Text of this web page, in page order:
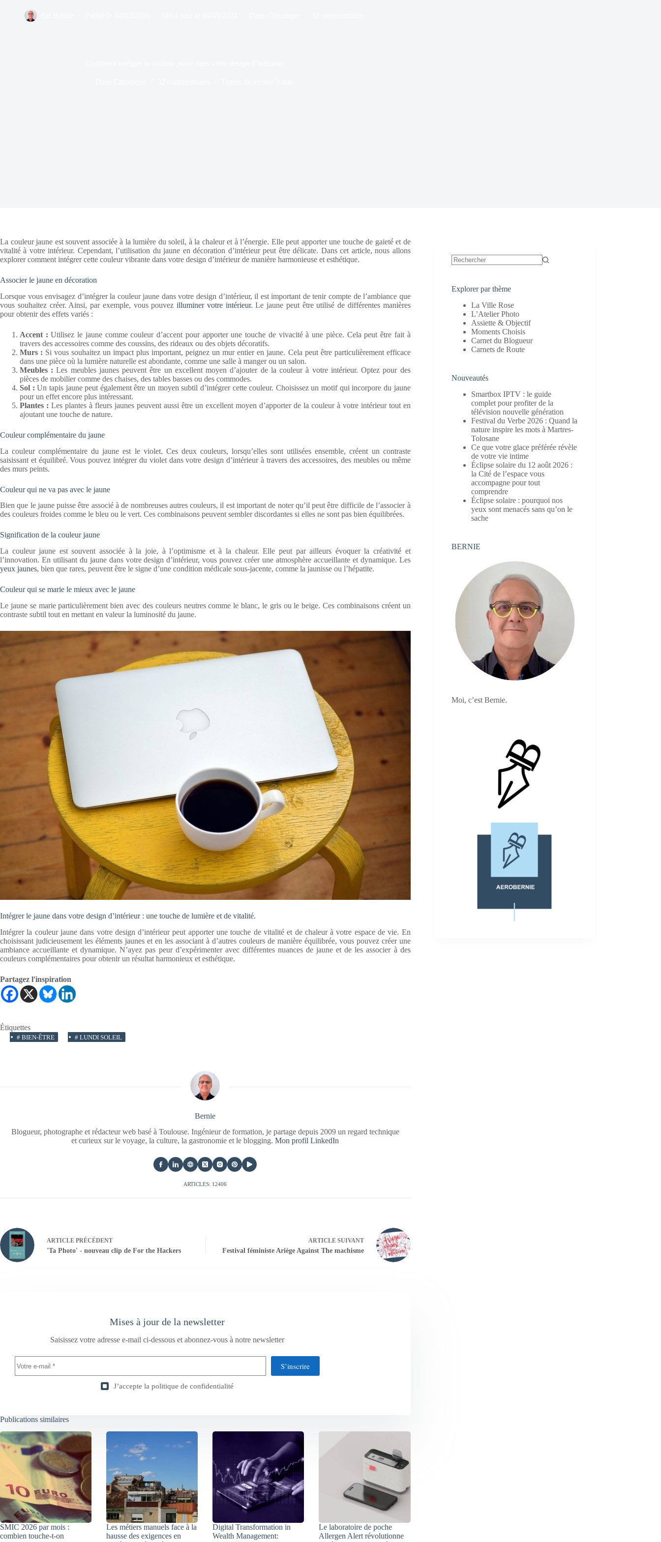
La couleur jaune est souvent associée à la lumière du soleil, à la chaleur et à l’énergie. Elle peut apporter une touche de gaieté et de
vitalité à votre intérieur. Cependant, l’utilisation du jaune en décoration d’intérieur peut être délicate. Dans cet article, nous allons
explorer comment intégrer cette couleur vibrante dans votre design d’intérieur de manière harmonieuse et esthétique.
Associer le jaune en décoration
Lorsque vous envisagez d’intégrer la couleur jaune dans votre design d’intérieur, il est important de tenir compte de l’ambiance que
vous souhaitez créer. Ainsi, par exemple, vous pouvezilluminer votre intérieur. Le jaune peut être utilisé de différentes manières
pour obtenir des effets variés :
Accent : Utilisez le jaune comme couleur d’accent pour apporter une touche de vivacité à une pièce. Cela peut être fait à
travers des accessoires comme des coussins, des rideaux ou des objets décoratifs.
Murs : Si vous souhaitez un impact plus important, peignez un mur entier en jaune. Cela peut être particulièrement efficace
dans une pièce où la lumière naturelle est abondante, comme une salle à manger ou un salon.
Meubles : Les meubles jaunes peuvent être un excellent moyen d’ajouter de la couleur à votre intérieur. Optez pour des
pièces de mobilier comme des chaises, des tables basses ou des commodes.
Sol : Un tapis jaune peut également être un moyen subtil d’intégrer cette couleur. Choisissez un motif qui incorpore du jaune
pour un effet encore plus intéressant.
Plantes : Les plantes à fleurs jaunes peuvent aussi être un excellent moyen d’apporter de la couleur à votre intérieur tout en
ajoutant une touche de nature.
Couleur complémentaire du jaune
La couleur complémentaire du jaune est le violet. Ces deux couleurs, lorsqu’elles sont utilisées ensemble, créent un contraste
saisissant et équilibré. Vous pouvez intégrer du violet dans votre design d’intérieur à travers des accessoires, des meubles ou même
des murs peints.
Couleur qui ne va pas avec le jaune
Bien que le jaune puisse être associé à de nombreuses autres couleurs, il est important de noter qu’il peut être difficile de l’associer à
des couleurs froides comme le bleu ou le vert. Ces combinaisons peuvent sembler discordantes si elles ne sont pas bien équilibrées.
Signification de la couleur jaune
La couleur jaune est souvent associée à la joie, à l’optimisme et à la chaleur. Elle peut par ailleurs évoquer la créativité et
l’innovation. En utilisant du jaune dans votre design d’intérieur, vous pouvez créer une atmosphère accueillante et dynamique. Les
yeux jaunes, bien que rares, peuvent être le signe d’une condition médicale sous-jacente, comme la jaunisse ou l’hépatite.
Couleur qui se marie le mieux avec le jaune
Le jaune se marie particulièrement bien avec des couleurs neutres comme le blanc, le gris ou le beige. Ces combinaisons créent un
contraste subtil tout en mettant en valeur la luminosité du jaune.
Intégrer le jaune dans votre design d’intérieur : une touche de lumière et de vitalité.
Intégrer la couleur jaune dans votre design d’intérieur peut apporter une touche de vitalité et de chaleur à votre espace de vie. En
choisissant judicieusement les éléments jaunes et en les associant à d’autres couleurs de manière équilibrée, vous pouvez créer une
ambiance accueillante et dynamique. N’ayez pas peur d’expérimenter avec différentes nuances de jaune et de les associer à des
couleurs complémentaires pour obtenir un résultat harmonieux et esthétique.
Partagez l'inspiration
Étiquettes
# BIEN-ÊTRE # LUNDI SOLEIL
Bernie
Blogueur, photographe et rédacteur web basé à Toulouse. Ingénieur de formation, je partage depuis 2009 un regard technique
et curieux sur le voyage, la culture, la gastronomie et le blogging.Mon profil LinkedIn
ARTICLES: 12406
ARTICLE PRÉCÉDENT
'Ta Photo' - nouveau clip de For the Hackers
ARTICLESUIVANT
Festival féministe Ariège Against The machisme
Mises à jour de la newsletter
Saisissez votre adresse e-mail ci-dessous et abonnez-vous à notre newsletter
S’inscrire
J’accepte la politique de confidentialité
Publications similaires
SMIC 2026 par mois :
combien touche-t-on
Les métiers manuels face à la
hausse des exigences en
Digital Transformation in
Wealth Management:
Le laboratoire de poche
Allergen Alert révolutionne
Explorer par thème
La Ville Rose
L’Atelier Photo
Assiette & Objectif
Moments Choisis
Carnet du Blogueur
Carnets de Route
Nouveautés
Smartbox IPTV : le guide
complet pour profiter de la
télévision nouvelle génération
Festival du Verbe 2026 : Quand la
nature inspire les mots à Martres-
Tolosane
Ce que votre glace préférée révèle
de votre vie intime
Éclipse solaire du 12 août 2026 :
la Cité de l’espace vous
accompagne pour tout
comprendre
Éclipse solaire : pourquoi nos
yeux sont menacés sans qu’on le
sache
BERNIE
Moi, c’est Bernie.